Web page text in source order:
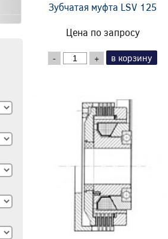
Зубчатая муфта LSV 125
Цена по запросу
- + в корзину